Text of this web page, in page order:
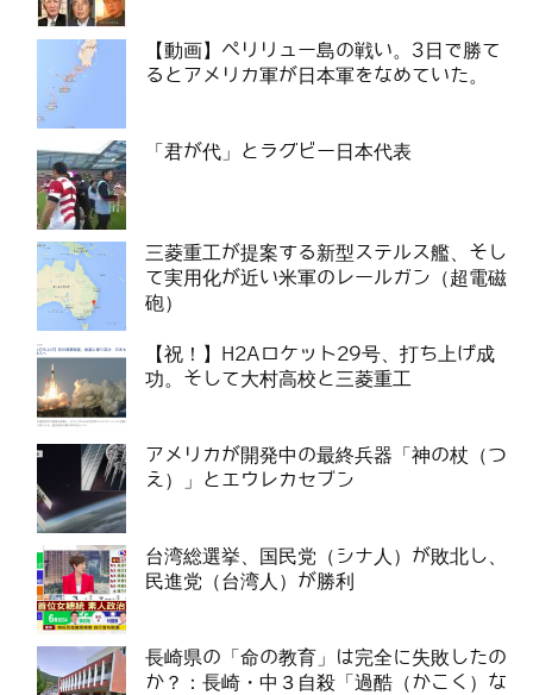
【動画】ペリリュー島の戦い。3日で勝て
るとアメリカ軍が日本軍をなめていた。
「君が代」とラグビー日本代表
三菱重工が提案する新型ステルス艦、そし
て実用化が近い米軍のレールガン（超電磁
砲）
【祝！】H2Aロケット29号、打ち上げ成
功。そして大村高校と三菱重工
アメリカが開発中の最終兵器「神の杖（つ
え）」とエウレカセブン
台湾総選挙、国民党（シナ人）が敗北し、
民進党（台湾人）が勝利
長崎県の「命の教育」は完全に失敗したの
か？：長崎・中３自殺「過酷（かこく）な